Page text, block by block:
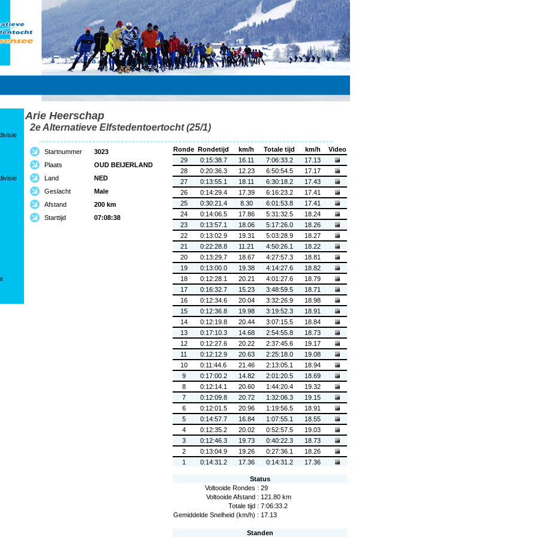
Arie Heerschap
2e Alternatieve Elfstedentoertocht (25/1)
Startnummer
3023
Plaats
OUD BEIJERLAND
Land
NED
Geslacht
Male
Afstand
200 km
Starttijd
07:08:38
Ronde Rondetijd km/h Totale tijd km/h
Video
29
0:15:38.7 16.11 7:06:33.2
17.13
28
0:20:36.3 12.23 6:50:54.5
17.17
27
0:13:55.1 18.11 6:30:18.2
17.43
26
0:14:29.4 17.39 6:16:23.2
17.41
25
0:30:21.4 8.30 6:01:53.8
17.41
24
0:14:06.5 17.86 5:31:32.5
18.24
23
0:13:57.1 18.06 5:17:26.0
18.26
22
0:13:02.9 19.31 5:03:28.9
18.27
21
0:22:28.8 11.21 4:50:26.1
18.22
20
0:13:29.7 18.67 4:27:57.3
18.81
19
0:13:00.0 19.38 4:14:27.6
18.82
18
0:12:28.1 20.21 4:01:27.6
18.79
17
0:16:32.7 15.23 3:48:59.5
18.71
16
0:12:34.6 20.04 3:32:26.9
18.98
15
0:12:36.8 19.98 3:19:52.3
18.91
14
0:12:19.8 20.44 3:07:15.5
18.84
13
0:17:10.3 14.68 2:54:55.8
18.73
12
0:12:27.6 20.22 2:37:45.6
19.17
11
0:12:12.9 20.63 2:25:18.0
19.08
10
0:11:44.6 21.46 2:13:05.1
18.94
9
0:17:00.2 14.82 2:01:20.5
18.69
8
0:12:14.1 20.60 1:44:20.4
19.32
7
0:12:09.8 20.72 1:32:06.3
19.15
6
0:12:01.5 20.96 1:19:56.5
18.91
5
0:14:57.7 16.84 1:07:55.1
18.55
4
0:12:35.2 20.02 0:52:57.5
19.03
3
0:12:46.3 19.73 0:40:22.3
18.73
2
0:13:04.9 19.26 0:27:36.1
18.26
1
0:14:31.2 17.36 0:14:31.2 17.36
Status
Voltooide Rondes : 29
Voltooide Afstand : 121.80 km
Totale tijd : 7:06:33.2
Gemiddelde Snelheid (km/h) : 17.13
Standen